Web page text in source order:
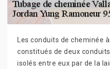
Les conduits de cheminée
constitués de deux
isolés entre eux par de la